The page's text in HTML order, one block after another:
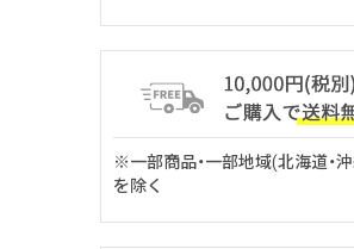
※一部商品・一部地域(北海道・沖
を除く